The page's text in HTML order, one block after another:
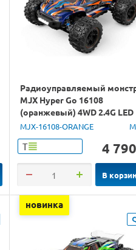
Радиоуправляемый
MJX Hyper Go 16108
(оранжевый) 4WD 2.4G LED
1/16 RTR
MJX-16108-ORANGE
Т 4 790
В
новинка